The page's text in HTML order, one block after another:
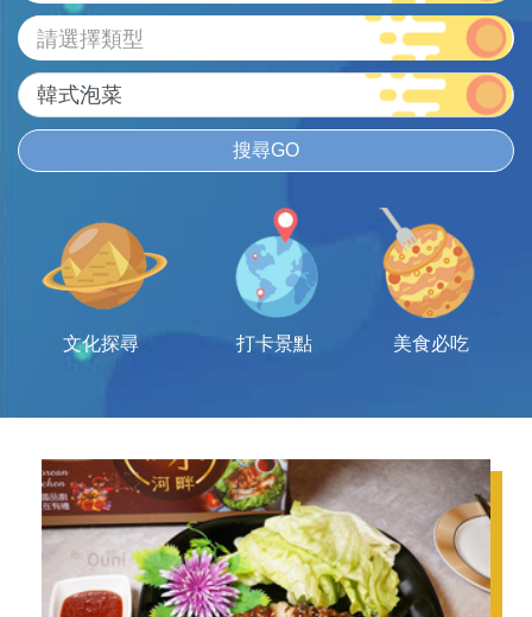
請選擇類型
搜尋GO
文化探尋 打卡景點 美食必吃